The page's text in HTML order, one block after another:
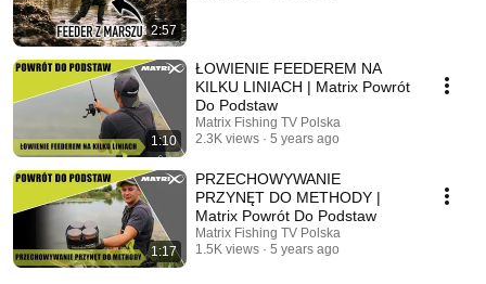
2:57
1:10
ŁOWIENIE FEEDEREM NA
KILKU LINIACH | Matrix Powrót
Do Podstaw
Matrix Fishing TV Polska
2.3K views
5 years ago
1:17
PRZECHOWYWANIE
PRZYNĘT DO METHODY |
Matrix Powrót Do Podstaw
Matrix Fishing TV Polska
1.5K views
5 years ago